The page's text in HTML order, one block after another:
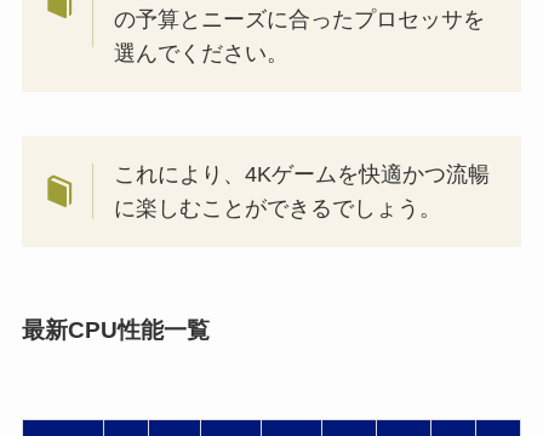
の予算とニーズに合ったプロセッサを
選んでください。
これにより、4Kゲームを快適かつ流暢
に楽しむことができるでしょう。
最新CPU性能一覧